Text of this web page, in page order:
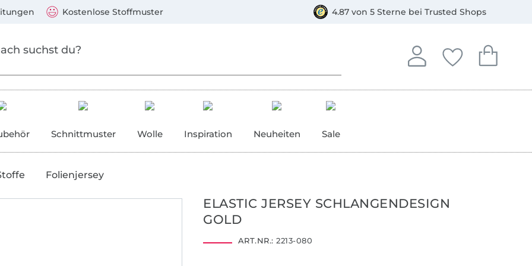
Kostenlose Stoffmuster 4.87 von 5 Sterne bei Trusted Shops
Anmelden
In deinem Konto
Deine
Du hast keine
Dein
Du hast
Schnittmuster Wolle Inspiration Neuheiten Sale
Folienjersey
ELASTIC JERSEY SCHLANGENDESIGN
GOLD
ART.NR.: 2213-080
Mastercard, PayPal, Giropay, Kauf auf Rechnung, Vorkasse